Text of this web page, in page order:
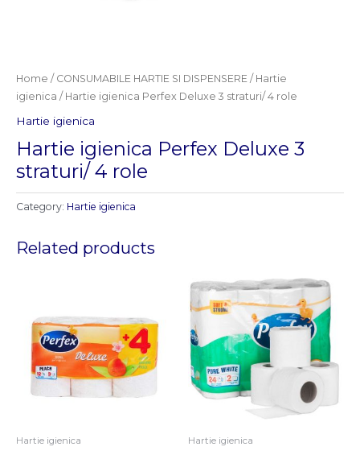
Home / CONSUMABILE HARTIE SI DISPENSERE / Hartie
igienica / Hartie igienica Perfex Deluxe 3 straturi/ 4 role
Hartie igienica
Hartie igienica Perfex Deluxe 3
straturi/ 4 role
Category: Hartie igienica
Related products
Hartie igienica Hartie igienica